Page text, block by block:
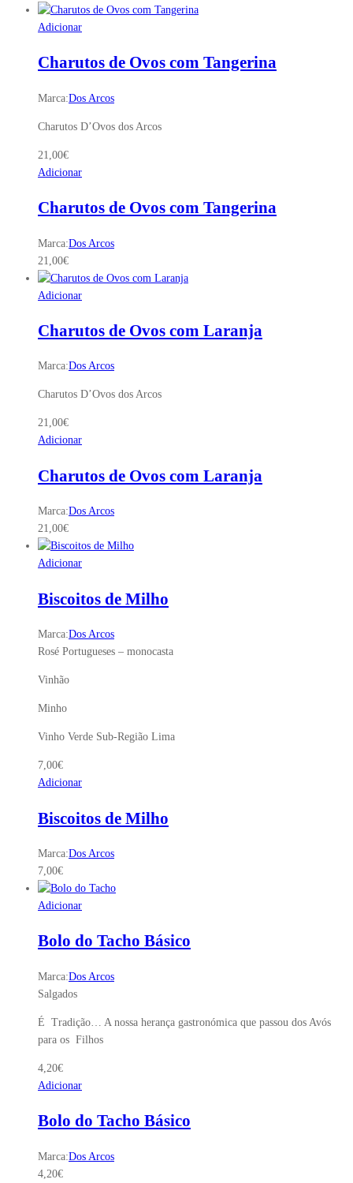
Adicionar
Charutos de Ovos com Tangerina
Marca:Dos Arcos
Charutos D’Ovos dos Arcos
21,00€
Adicionar
Charutos de Ovos com Tangerina
Marca:Dos Arcos
21,00€
Adicionar
Charutos de Ovos com Laranja
Marca:Dos Arcos
Charutos D’Ovos dos Arcos
21,00€
Adicionar
Charutos de Ovos com Laranja
Marca:Dos Arcos
21,00€
Adicionar
Biscoitos de Milho
Marca:Dos Arcos
Rosé Portugueses – monocasta
Vinhão
Minho
Vinho Verde Sub-Região Lima
7,00€
Adicionar
Biscoitos de Milho
Marca:Dos Arcos
7,00€
Adicionar
Bolo do Tacho Básico
Marca:Dos Arcos
Salgados
É Tradição… A nossa herança gastronómica que passou dos Avós
para os Filhos
4,20€
Adicionar
Bolo do Tacho Básico
Marca:Dos Arcos
4,20€